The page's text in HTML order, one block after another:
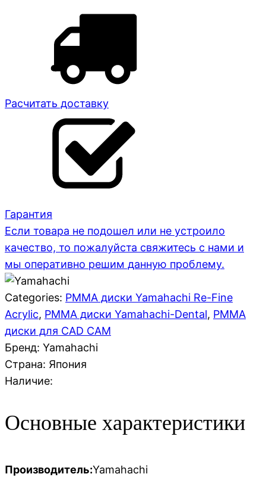
Расчитать доставку
Гарантия
Если товара не подошел или не устроило
качество, то пожалуйста свяжитесь с нами и
мы оперативно решим данную проблему.
Categories: PMMA диски Yamahachi Re-Fine
Acrylic, PMMA диски Yamahachi-Dental, PMMA
диски для CAD CAM
Бренд: Yamahachi
Страна: Япония
Наличие:
Основные характеристики
Производитель:Yamahachi